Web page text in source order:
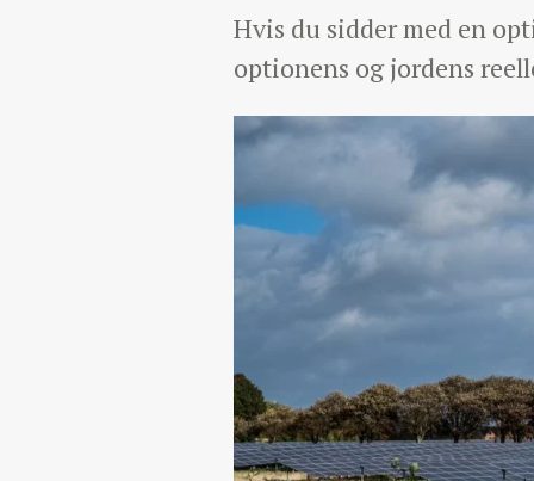
Hvis du sidder med en
optionens og jordens